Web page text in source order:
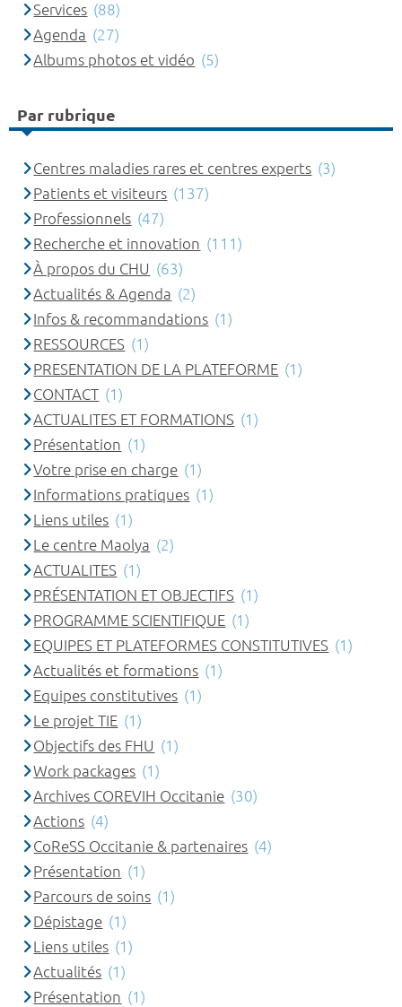
Services (88)
Agenda (27)
Albums photos et vidéo (5)
Par rubrique
Centres maladies rares et centres experts (3)
Patients et visiteurs (137)
Professionnels (47)
Recherche et innovation (111)
À propos du CHU (63)
Actualités & Agenda (2)
Infos & recommandations (1)
RESSOURCES (1)
PRESENTATION DE LA PLATEFORME (1)
CONTACT (1)
ACTUALITES ET FORMATIONS (1)
Présentation (1)
Votre prise en charge (1)
Informations pratiques (1)
Liens utiles (1)
Le centre Maolya (2)
ACTUALITES (1)
PRÉSENTATION ET OBJECTIFS (1)
PROGRAMME SCIENTIFIQUE (1)
EQUIPES ET PLATEFORMES CONSTITUTIVES (1)
Actualités et formations (1)
Equipes constitutives (1)
Le projet TIE (1)
Objectifs des FHU (1)
Work packages (1)
Archives COREVIH Occitanie (30)
Actions (4)
CoReSS Occitanie & partenaires (4)
Présentation (1)
Parcours de soins (1)
Dépistage (1)
Liens utiles (1)
Actualités (1)
Présentation (1)